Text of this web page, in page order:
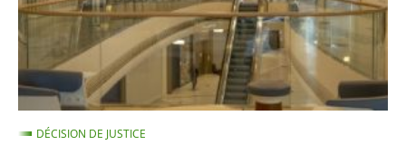
:
le
Conseil
d'État
ne
suspend
DÉCISION DE JUSTICE